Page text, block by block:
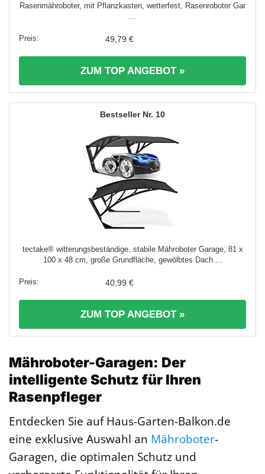
Rasenmähroboter, mit Pflanzkasten, wetterfest, Rasenroboter Gar
49,79 €
ZUM TOP ANGEBOT »
10
tectake® witterungsbeständige, stabile Mähroboter Garage, 81 x
100 x 48 cm, große Grundfläche, gewölbtes Dach ...
40,99 €
ZUM TOP ANGEBOT »
Mähroboter-Garagen: Der
intelligente Schutz für Ihren
Rasenpfleger
Entdecken Sie auf Haus-Garten-Balkon.de
eine exklusive Auswahl an Mähroboter-
Garagen, die optimalen Schutz und